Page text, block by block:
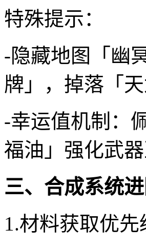
特殊提示：
-隐藏地图「幽
牌」，掉落「
-幸运值机制：
福油」强化武
三、合成系统
1.材料获取优先